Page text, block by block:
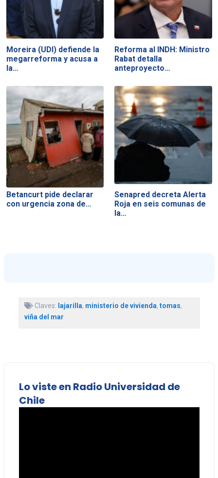
Moreira (UDI) defiende la
megarreforma y acusa a
la…
Reforma al INDH: Ministro
Rabat detalla
anteproyecto…
Betancurt pide declarar
con urgencia zona de…
Senapred decreta Alerta
Roja en seis comunas de
la…
Claves: lajarilla, ministerio de vivienda, tomas,
viña del mar
Lo viste en Radio Universidad de
Chile